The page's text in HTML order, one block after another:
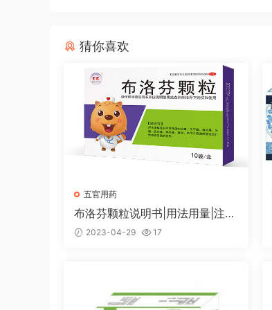
猜你喜欢
五官用药
布洛芬颗粒说明书|用法用量|注意
事项2023-04-29 17